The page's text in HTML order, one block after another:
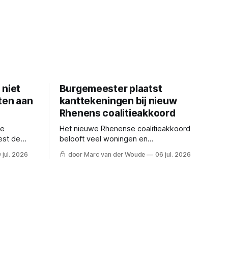
niet
aan
de
jul. 2026
Burgemeester plaatst
kanttekeningen bij nieuw
Rhenens coalitieakkoord
Het nieuwe Rhenense coalitieakkoord
belooft veel woningen en
vernieuwingen, maar de lokale
belastingen stijgen en burgemeester
door Marc van der Woude 06 jul. 2026